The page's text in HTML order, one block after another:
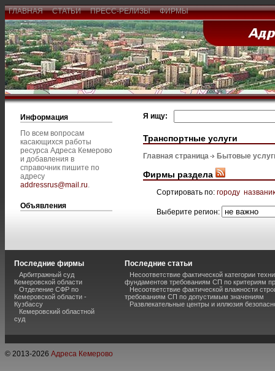
ГЛАВНАЯ СТАТЬИ ПРЕСС-РЕЛИЗЫ ФИРМЫ
Информация
По всем вопросам
касающихся работы
ресурса Адреса Кемерово
и добавления в
справочник пишите по
адресу
addressrus@mail.ru.
Объявления
Я ищу:
Транспортные услуги
Главная страница Бытовые
Фирмы раздела
Сортировать по: городу
Выберите регион:
Последние фирмы
Арбитражный суд
Кемеровской области
Отделение СФР по
Кемеровской области -
Кузбассу
Кемеровский областной
суд
Последние статьи
Несоответствие фактической категории
фундаментов требованиям СП по критериям
Несоответствие фактической влажности
требованиям СП по допустимым значениям
Развлекательные центры и иллюзия
© 2013-2026 Адреса Кемерово